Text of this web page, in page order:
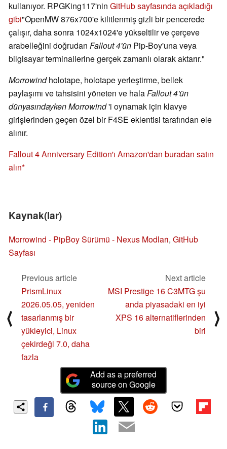
kullanıyor. RPGKing117'nin GitHub sayfasında açıkladığı
gibi"OpenMW 876x700'e kilitlenmiş gizli bir pencerede
çalışır, daha sonra 1024x1024'e yükseltilir ve çerçeve
arabelleğini doğrudan Fallout 4'ün Pip-Boy'una veya
bilgisayar terminallerine gerçek zamanlı olarak aktarır."
Morrowindholotape, holotape yerleştirme, bellek
paylaşımı ve tahsisini yöneten ve halaFallout 4'ün
dünyasındaykenMorrowind'i oynamak için klavye
girişlerinden geçen özel bir F4SE eklentisi tarafından ele
alınır.
Fallout 4 Anniversary Edition'ı Amazon'dan buradan satın
alın
Kaynak(lar)
Morrowind - PipBoy Sürümü - Nexus Modları, GitHub
Sayfası
⟨
Previous article
PrismLinux
2026.05.05, yeniden
tasarlanmış bir
yükleyici, Linux
çekirdeği 7.0, daha
fazla
Next article
MSI Prestige 16 C3MTG şu
anda piyasadaki en iyi
XPS 16 alternatiflerinden
biri
⟩
Add as a preferred
source on Google